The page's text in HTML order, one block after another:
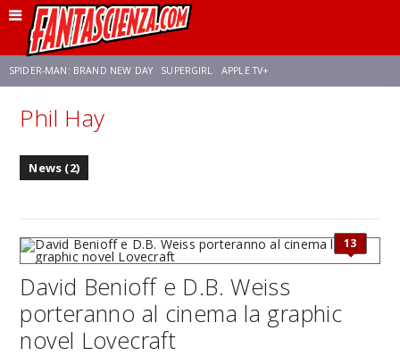
SPIDER-MAN: BRAND NEW DAY SUPERGIRL APPLE TV+
FRANCO RICCIARDIELLO
Phil Hay
News (2)
13
David Benioff e D.B. Weiss
porteranno al cinema la graphic
novel Lovecraft